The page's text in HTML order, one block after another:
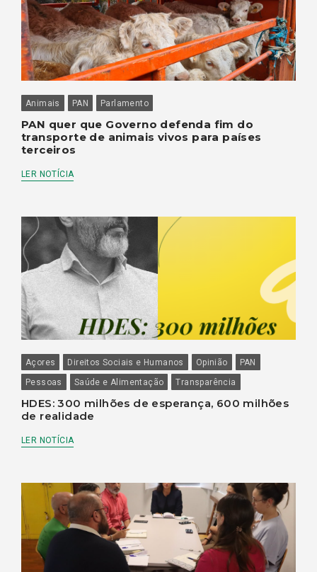
Animais PAN Parlamento
PAN quer que Governo defenda fim do
transporte de animais vivos para países
terceiros
LER NOTÍCIA
Açores Direitos Sociais e Humanos Opinião
PAN
Pessoas
Saúde e Alimentação Transparência
HDES: 300 milhões de esperança, 600 milhões
de realidade
LER NOTÍCIA